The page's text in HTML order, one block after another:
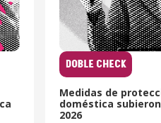
DOBLE CHECK
Medidas de
doméstica
2026